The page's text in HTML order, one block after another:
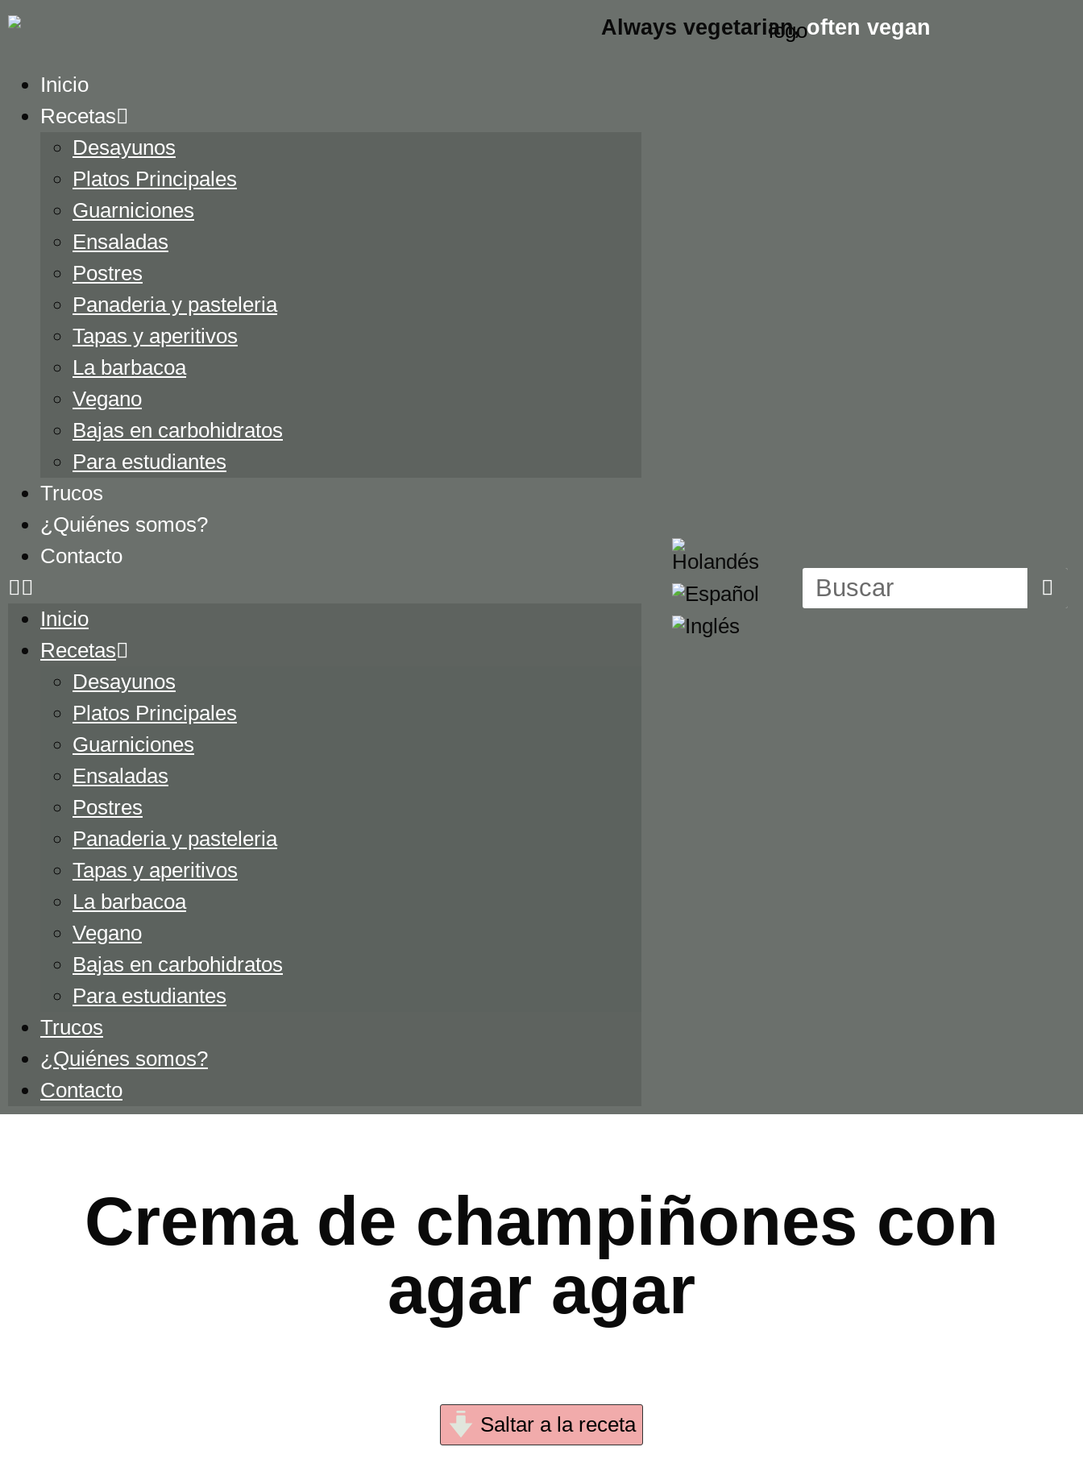
Always vegetarian, often vegan
Inicio
Recetas
Desayunos
Platos Principales
Guarniciones
Ensaladas
Postres
Panaderia y pasteleria
Tapas y aperitivos
La barbacoa
Vegano
Bajas en carbohidratos
Para estudiantes
Trucos
¿Quiénes somos?
Contacto
Inicio
Recetas
Desayunos
Platos Principales
Guarniciones
Ensaladas
Postres
Panaderia y pasteleria
Tapas y aperitivos
La barbacoa
Vegano
Bajas en carbohidratos
Para estudiantes
Trucos
¿Quiénes somos?
Contacto
Crema de champiñones con
agar agar
Saltar a la receta